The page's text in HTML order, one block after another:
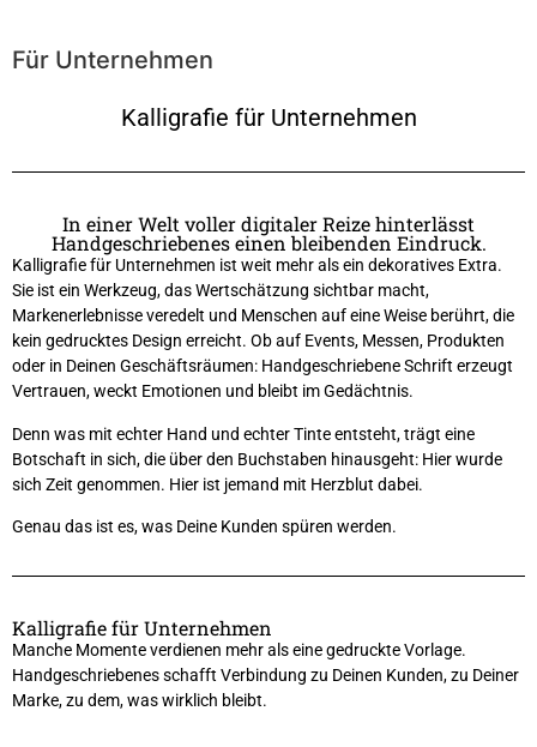
Für Unternehmen
Kalligrafie für Unternehmen
In einer Welt voller digitaler Reize hinterlässt
Handgeschriebenes einen bleibenden Eindruck.
Kalligrafie für Unternehmen ist weit mehr als ein dekoratives Extra.
Sie ist ein Werkzeug, das Wertschätzung sichtbar macht,
Markenerlebnisse veredelt und Menschen auf eine Weise berührt, die
kein gedrucktes Design erreicht. Ob auf Events, Messen, Produkten
oder in Deinen Geschäftsräumen: Handgeschriebene Schrift erzeugt
Vertrauen, weckt Emotionen und bleibt im Gedächtnis.
Denn was mit echter Hand und echter Tinte entsteht, trägt eine
Botschaft in sich, die über den Buchstaben hinausgeht: Hier wurde
sich Zeit genommen. Hier ist jemand mit Herzblut dabei.
Genau das ist es, was Deine Kunden spüren werden.
Kalligrafie für Unternehmen
Manche Momente verdienen mehr als eine gedruckte Vorlage.
Handgeschriebenes schafft Verbindung zu Deinen Kunden, zu Deiner
Marke, zu dem, was wirklich bleibt.